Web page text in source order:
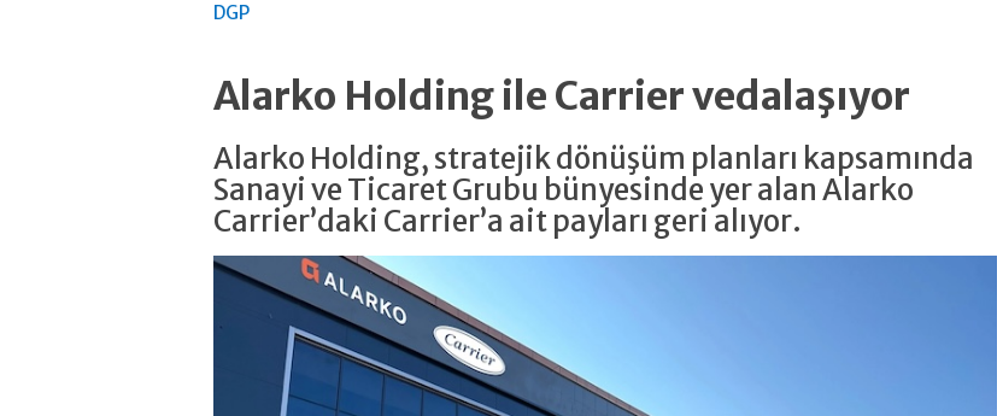
DGP
Alarko Holding ile Carrier vedalaşıyor
Alarko Holding, stratejik dönüşüm planları kapsamında
Sanayi ve Ticaret Grubu bünyesinde yer alan Alarko
Carrier’daki Carrier’a ait payları geri alıyor.